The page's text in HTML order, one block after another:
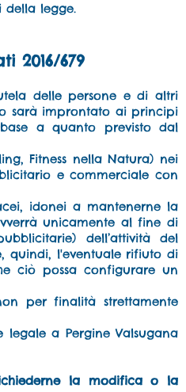
della legge.
2016/679
delle persone e di altri
sarà improntato ai principi
a quanto previsto dal
Fitness nella Natura) nei
e commerciale con
idonei a mantenerne la
unicamente al fine di
dell’attività del
quindi, l'eventuale rifiuto di
ciò possa configurare un
per finalità strettamente
a Pergine Valsugana
la modifica o la